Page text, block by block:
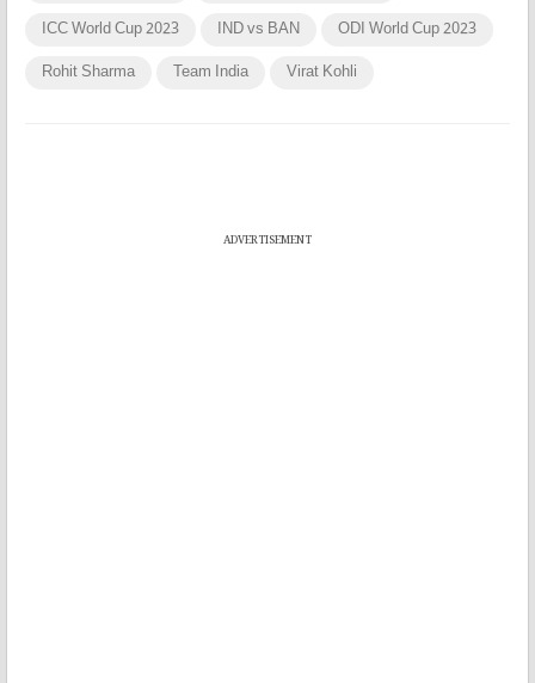
ICC World Cup 2023 IND vs BAN ODI World Cup 2023
Rohit Sharma Team India Virat Kohli
ADVERTISEMENT